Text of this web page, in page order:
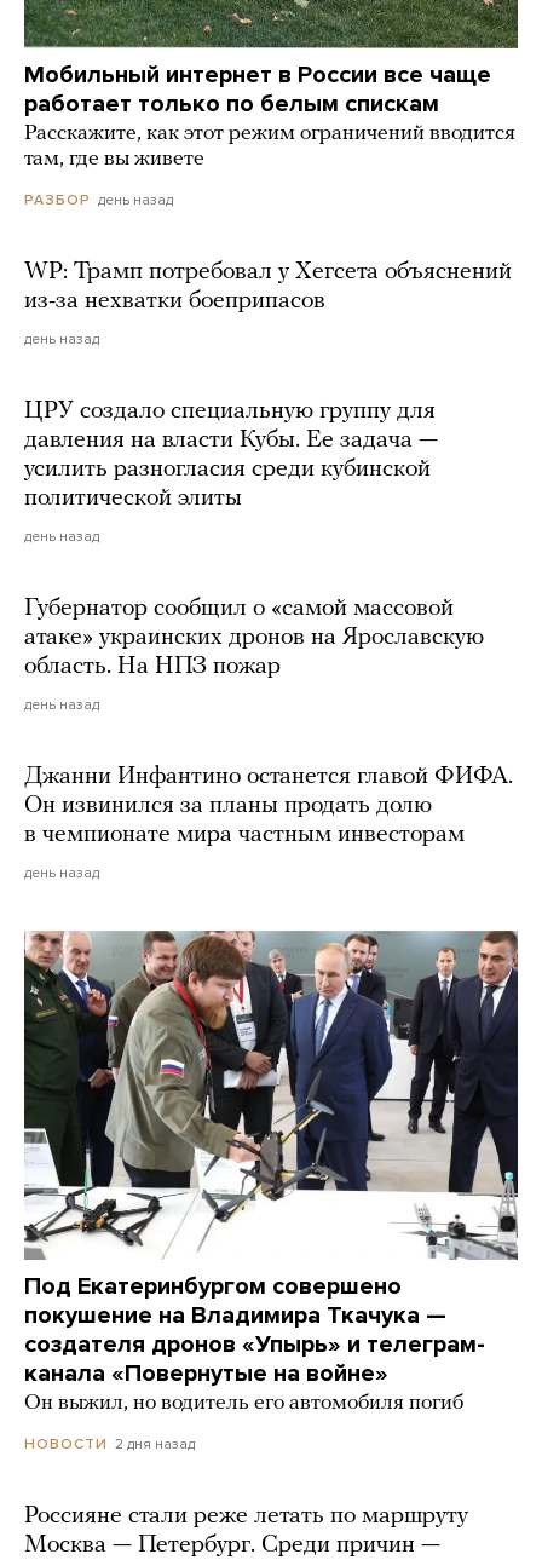
Мобильный интернет в России все чаще
работает только по белым спискам
Расскажите, как этот режим ограничений вводится
там, где вы живете
РАЗБОР день назад
WP: Трамп потребовал у Хегсета объяснений
из-за нехватки боеприпасов
день назад
ЦРУ создало специальную группу для
давления на власти Кубы. Ее задача —
усилить разногласия среди кубинской
политической элиты
день назад
Губернатор сообщил о «самой массовой
атаке» украинских дронов на Ярославскую
область. На НПЗ пожар
день назад
Джанни Инфантино останется главой ФИФА.
Он извинился за планы продать долю
в чемпионате мира частным инвесторам
день назад
Под Екатеринбургом совершено
покушение на Владимира Ткачука —
создателя дронов «Упырь» и телеграм-
канала «Повернутые на войне»
Он выжил, но водитель его автомобиля погиб
НОВОСТИ 2 дня назад
Россияне стали реже летать по маршруту
Москва — Петербург. Среди причин —